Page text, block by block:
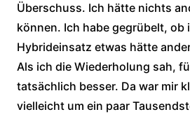
Überschuss. Ich hätte nichts
können. Ich habe gegrübelt, ob
Hybrideinsatz etwas hätte
Als ich die Wiederholung sah,
tatsächlich besser. Da war mir
vielleicht um ein paar